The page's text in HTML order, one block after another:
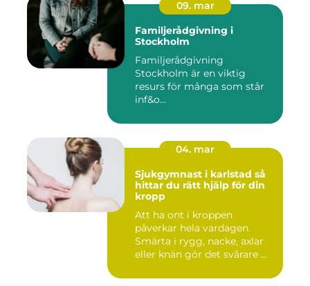
09. mar
Familjerådgivning i
Stockholm
Familjerådgivning
Stockholm är en viktig
resurs för många som står
inf&o...
04. mar
Sjukgymnast i karlstad så
hittar du rätt hjälp för din
kropp
Att ha ont i kroppen
påverkar hela vardagen.
Smärta i rygg, nacke, axlar
eller knän gör det svårare ...